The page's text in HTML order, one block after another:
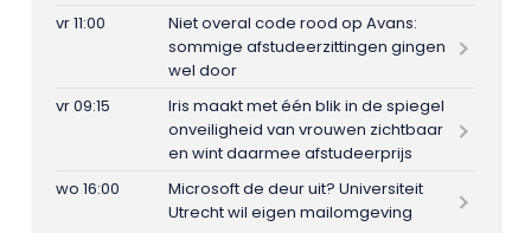
vr 11:00
Niet overal code rood op Avans:
sommige afstudeerzittingen gingen
wel door
vr 09:15
Iris maakt met één blik in de spiegel
onveiligheid van vrouwen zichtbaar
en wint daarmee afstudeerprijs
wo 16:00
Microsoft de deur uit? Universiteit
Utrecht wil eigen mailomgeving